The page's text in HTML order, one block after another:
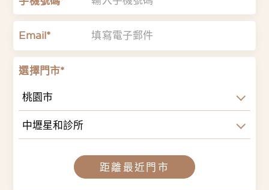
Email*
選擇門市*
桃園市
中壢星和診所
距離最近門市